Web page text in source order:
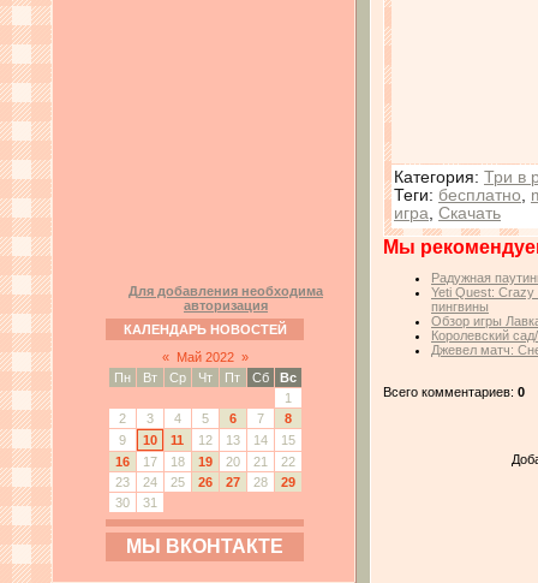
Для добавления необходима
авторизация
КАЛЕНДАРЬ НОВОСТЕЙ
«
Май 2022 »
Пн
Вт Ср Чт Пт Сб
Вс
1
2
3 4 5 6 7
8
9
10 11 12 13 14
15
16
17 18 19 20 21
22
23
24 25 26 27 28
29
30
31
МЫ ВКОНТАКТЕ
Категория: Три в
Теги: бесплатно
игра Скачать
Мы
Радужная
Yeti Quest:
пингвины
Обзор игры
Королевский
Джевел матч:
Всего комментариев: 0